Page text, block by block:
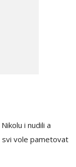
i nudili a
svi vole pametovat